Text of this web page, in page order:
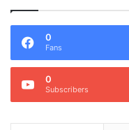
0
Fans
0
Subscribers